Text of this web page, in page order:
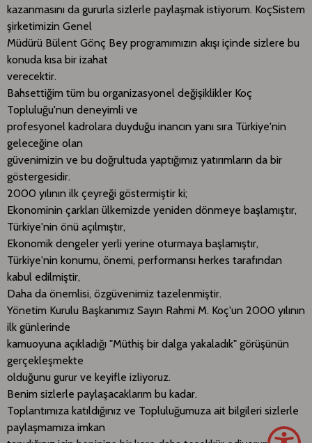
kazanmasını da gururla sizlerle paylaşmak istiyorum. KoçSistem
şirketimizin Genel
Müdürü Bülent Gönç Bey programımızın akışı içinde sizlere bu
konuda kısa bir izahat
verecektir.
Bahsettiğim tüm bu organizasyonel değişiklikler Koç
Topluluğu'nun deneyimli ve
profesyonel kadrolara duyduğu inancın yanı sıra Türkiye'nin
geleceğine olan
güvenimizin ve bu doğrultuda yaptığımız yatırımların da bir
göstergesidir.
2000 yılının ilk çeyreği göstermiştir ki;
Ekonominin çarkları ülkemizde yeniden dönmeye başlamıştır,
Türkiye'nin önü açılmıştır,
Ekonomik dengeler yerli yerine oturmaya başlamıştır,
Türkiye'nin konumu, önemi, performansı herkes tarafından
kabul edilmiştir,
Daha da önemlisi, özgüvenimiz tazelenmiştir.
Yönetim Kurulu Başkanımız Sayın Rahmi M. Koç'un 2000 yılının
ilk günlerinde
kamuoyuna açıkladığı "Müthiş bir dalga yakaladık" görüşünün
gerçekleşmekte
olduğunu gurur ve keyifle izliyoruz.
Benim sizlerle paylaşacaklarım bu kadar.
Toplantımıza katıldığınız ve Topluluğumuza ait bilgileri sizlerle
paylaşmamıza imkan